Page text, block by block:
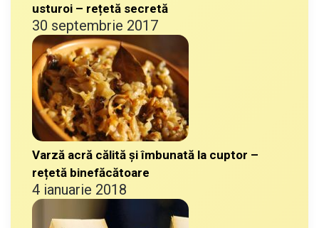
usturoi – rețetă secretă
30 septembrie 2017
Varză acră călită și îmbunată la cuptor –
rețetă binefăcătoare
4 ianuarie 2018